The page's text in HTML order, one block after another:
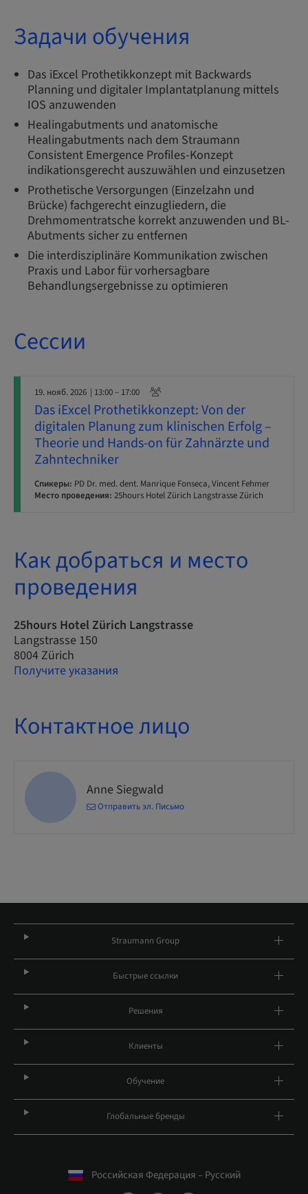
Задачи обучения
Das iExcel Prothetikkonzept mit Backwards
Planning und digitaler Implantatplanung mittels
IOS anzuwenden
Healingabutments und anatomische
Healingabutments nach dem Straumann
Consistent Emergence Profiles-Konzept
indikationsgerecht auszuwählen und einzusetzen
Prothetische Versorgungen (Einzelzahn und
Brücke) fachgerecht einzugliedern, die
Drehmomentratsche korrekt anzuwenden und BL-
Abutments sicher zu entfernen
Die interdisziplinäre Kommunikation zwischen
Praxis und Labor für vorhersagbare
Behandlungsergebnisse zu optimieren
Сессии
19. нояб. 2026 | 13:00 – 17:00
Das iExcel Prothetikkonzept: Von der
digitalen Planung zum klinischen Erfolg –
Theorie und Hands-on für Zahnärzte und
Zahntechniker
Спикеры: PD Dr. med. dent. Manrique Fonseca, Vincent Fehmer
Место проведения: 25hours Hotel Zürich Langstrasse Zürich
Как добраться и место
проведения
25hours Hotel Zürich Langstrasse
Langstrasse 150
8004 Zürich
Получите указания
Контактное лицо
Anne Siegwald
Отправить эл. Письмо
Straumann Group
Быстрые ссылки
Решения
Клиенты
Обучение
Глобальные бренды
Российская Федерация – Русский